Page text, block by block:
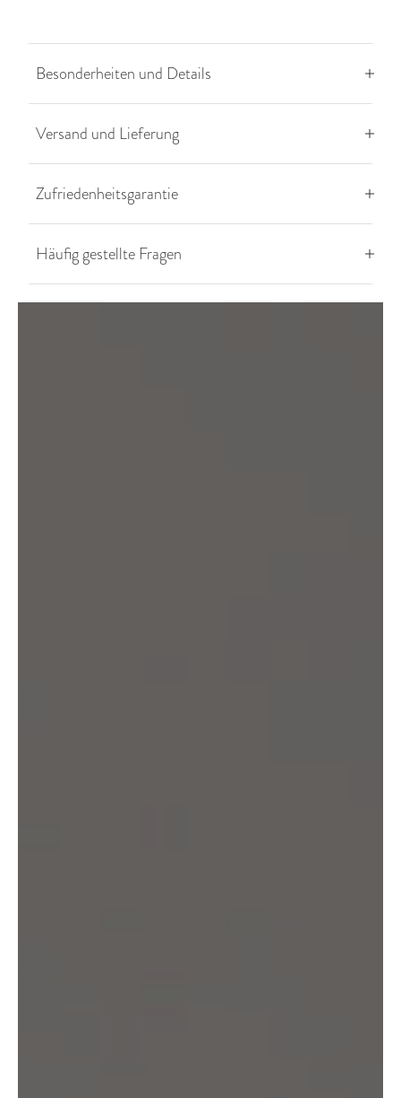
Besonderheiten und Details
Versand und Lieferung
Zufriedenheitsgarantie
Häufig gestellte Fragen